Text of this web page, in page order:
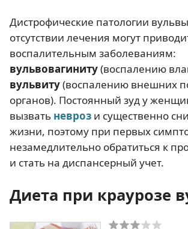
Дистрофические патологии
отсутствии лечения могут
воспалительным заболеваниям:
вульвовагиниту(воспалению
вульвиту(воспалению внешних
органов). Постоянный зуд у
вызвать невроз и существенно
жизни, поэтому при первых
незамедлительно обратиться к
и стать на диспансерный учет.
Диета при краурозе